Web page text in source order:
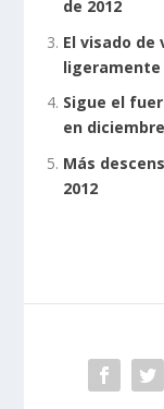
de 2012
El visado de
ligeramente
Sigue el
en
Más
2012